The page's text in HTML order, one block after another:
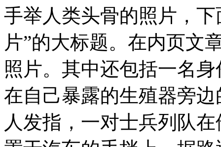
手举人类头骨的照片，
片”的大标题。在内页文
照片。其中还包括一名
在自己暴露的生殖器旁
人发指，一对士兵列队